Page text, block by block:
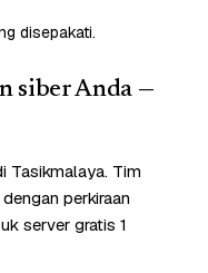
disepakati.
siber Anda —
Tasikmalaya. Tim
perkiraan
server gratis 1